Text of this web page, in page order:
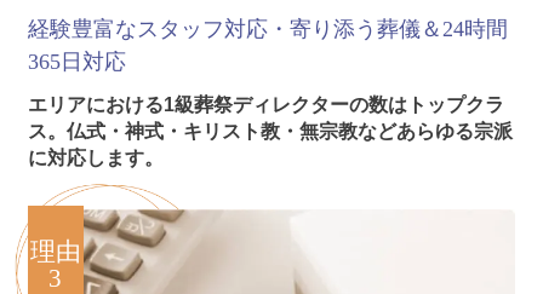
経験豊富なスタッフ対応・寄り添う葬儀＆24時間
365日対応
エリアにおける1級葬祭ディレクターの数はトップクラ
ス。仏式・神式・キリスト教・無宗教などあらゆる宗派
に対応します。
理由
3